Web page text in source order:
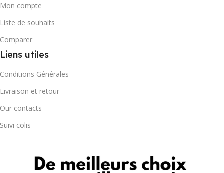
Mon compte
Liste de souhaits
Comparer
Liens utiles
Conditions Générales
Livraison et retour
Our contacts
Suivi colis